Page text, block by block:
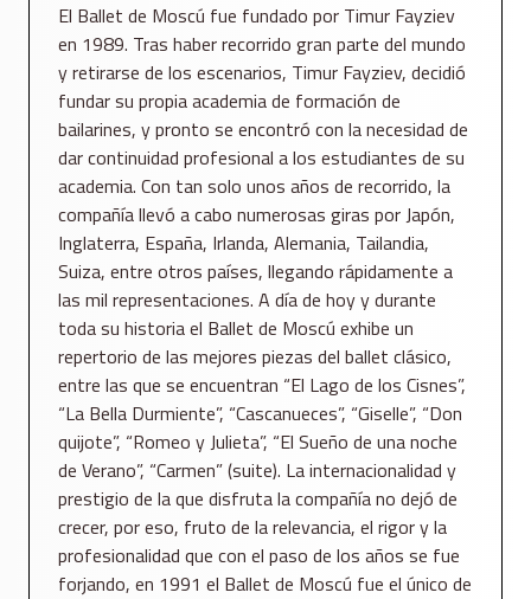
El Ballet de Moscú fue fundado por Timur Fayziev
en 1989. Tras haber recorrido gran parte del mundo
y retirarse de los escenarios, Timur Fayziev, decidió
fundar su propia academia de formación de
bailarines, y pronto se encontró con la necesidad de
dar continuidad profesional a los estudiantes de su
academia. Con tan solo unos años de recorrido, la
compañía llevó a cabo numerosas giras por Japón,
Inglaterra, España, Irlanda, Alemania, Tailandia,
Suiza, entre otros países, llegando rápidamente a
las mil representaciones. A día de hoy y durante
toda su historia el Ballet de Moscú exhibe un
repertorio de las mejores piezas del ballet clásico,
entre las que se encuentran “El Lago de los Cisnes”,
“La Bella Durmiente”, “Cascanueces”, “Giselle”, “Don
quijote”, “Romeo y Julieta”, “El Sueño de una noche
de Verano”, “Carmen” (suite). La internacionalidad y
prestigio de la que disfruta la compañía no dejó de
crecer, por eso, fruto de la relevancia, el rigor y la
profesionalidad que con el paso de los años se fue
forjando, en 1991 el Ballet de Moscú fue el único de